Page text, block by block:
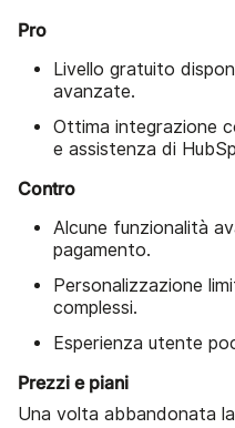
Pro
Livello gratuito
avanzate.
Ottima integrazione
e assistenza di
Contro
Alcune funzionalità
pagamento.
Personalizzazione
complessi.
Esperienza utente
Prezzi e piani
Una volta abbandonata